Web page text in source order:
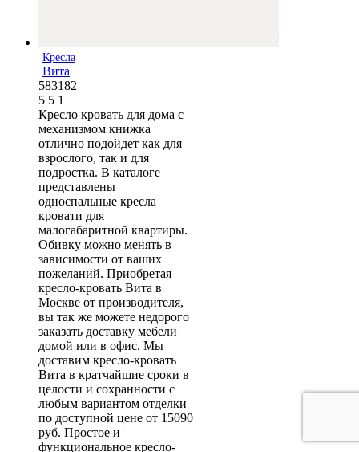
Кресла
Вита
583182
5 5 1
Кресло кровать для дома с
механизмом книжка
отлично подойдет как для
взрослого, так и для
подростка. В каталоге
представлены
односпальные кресла
кровати для
малогабаритной квартиры.
Обивку можно менять в
зависимости от ваших
пожеланий. Приобретая
кресло-кровать Вита в
Москве от производителя,
вы так же можете недорого
заказать доставку мебели
домой или в офис. Мы
доставим кресло-кровать
Вита в кратчайшие сроки в
целости и сохранности с
любым вариантом отделки
по доступной цене от 15090
руб. Простое и
функциональное кресло-